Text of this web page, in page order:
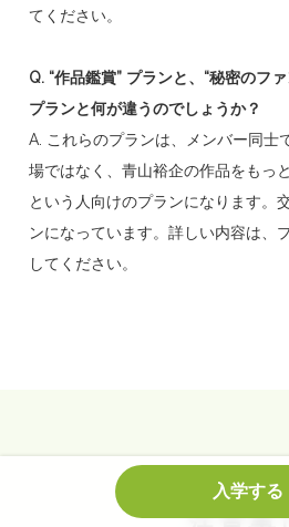
てください。
Q. “作品鑑賞” プランと、“秘密のフ
プランと何が違うのでしょうか？
A. これらのプランは、メンバー同士
場ではなく、青山裕企の作品をもっ
という人向けのプランになります。
ンになっています。詳しい内容は、
してください。
入学する